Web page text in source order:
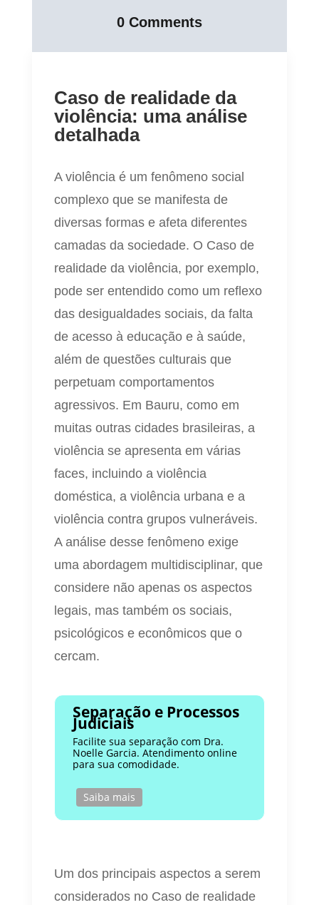
0 Comments
Caso de realidade da
violência: uma análise
detalhada
A violência é um fenômeno social
complexo que se manifesta de
diversas formas e afeta diferentes
camadas da sociedade. O Caso de
realidade da violência, por exemplo,
pode ser entendido como um reflexo
das desigualdades sociais, da falta
de acesso à educação e à saúde,
além de questões culturais que
perpetuam comportamentos
agressivos. Em Bauru, como em
muitas outras cidades brasileiras, a
violência se apresenta em várias
faces, incluindo a violência
doméstica, a violência urbana e a
violência contra grupos vulneráveis.
A análise desse fenômeno exige
uma abordagem multidisciplinar, que
considere não apenas os aspectos
legais, mas também os sociais,
psicológicos e econômicos que o
cercam.
Separação e Processos
Judiciais
Facilite sua separação com Dra.
Noelle Garcia. Atendimento online
para sua comodidade.
Saiba mais
Um dos principais aspectos a serem
considerados no Caso de realidade